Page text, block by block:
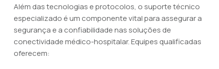
Além das tecnologias e protocolos, o suporte técnico
especializado é um componente vital para assegurar a
segurança e a confiabilidade nas soluções de
conectividade médico-hospitalar. Equipes qualificadas
oferecem: